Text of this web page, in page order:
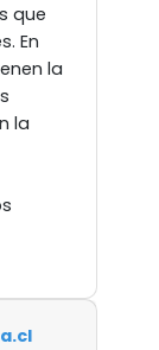
que
En
la
la